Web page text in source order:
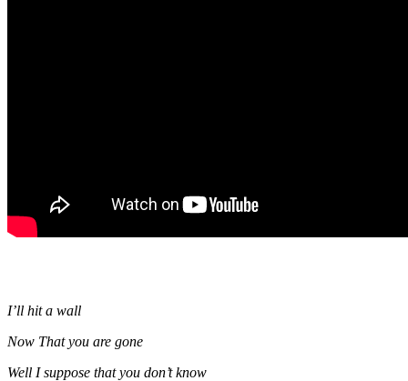
I’ll hit a wall
Now That you are gone
Well I suppose that you don’t know